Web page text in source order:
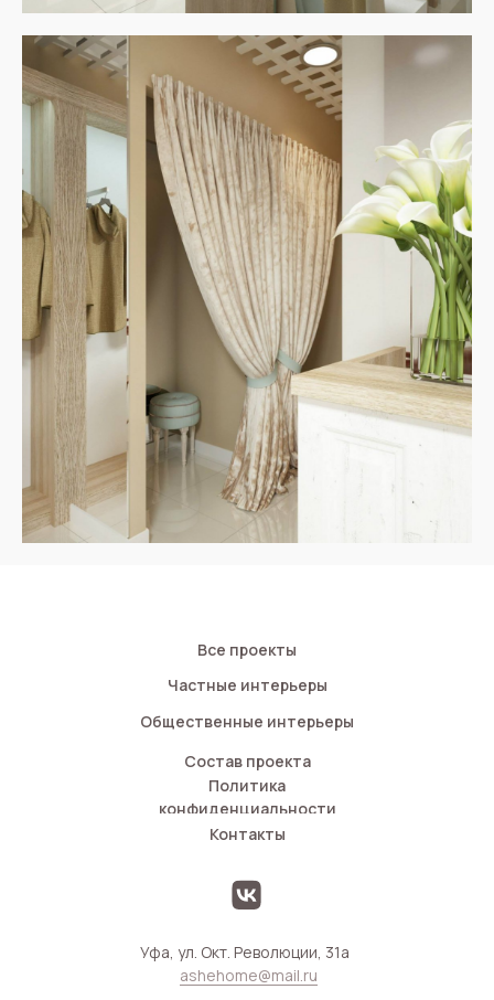
Уфа, ул. Окт. Революции, 31а
ashehome@mail.ru
Все проекты
Частные интерьеры
Общественные интерьеры
Состав проекта
Политика
конфиденциальности
Контакты